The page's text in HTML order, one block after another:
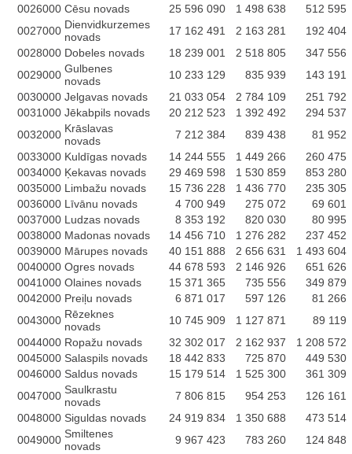
0026000 Cēsu novads 25 596 090 1 498 638
512 595
0027000 Dienvidkurzemes
novads
17 162 491 2 163 281
192 404
0028000 Dobeles novads 18 239 001 2 518 805
347 556
0029000 Gulbenes
novads
10 233 129 835 939
143 191
0030000 Jelgavas novads 21 033 054 2 784 109
251 792
0031000 Jēkabpils novads 20 212 523 1 392 492
294 537
0032000 Krāslavas
novads
7 212 384 839 438
81 952
0033000 Kuldīgas novads 14 244 555 1 449 266
260 475
0034000 Ķekavas novads 29 469 598 1 530 859
853 280
0035000 Limbažu novads 15 736 228 1 436 770
235 305
0036000 Līvānu novads 4 700 949 275 072
69 601
0037000 Ludzas novads 8 353 192 820 030
80 995
0038000 Madonas novads 14 456 710 1 276 282
237 452
0039000 Mārupes novads 40 151 888 2 656 631
1 493 604
0040000 Ogres novads 44 678 593 2 146 926
651 626
0041000 Olaines novads 15 371 365 735 556
349 879
0042000 Preiļu novads 6 871 017 597 126
81 266
0043000 Rēzeknes
novads
10 745 909 1 127 871
89 119
0044000 Ropažu novads 32 302 017 2 162 937
1 208 572
0045000 Salaspils novads 18 442 833 725 870
449 530
0046000 Saldus novads 15 179 514 1 525 300
361 309
0047000 Saulkrastu
novads
7 806 815 954 253
126 161
0048000 Siguldas novads 24 919 834 1 350 688
473 514
0049000 Smiltenes
novads
9 967 423 783 260
124 848